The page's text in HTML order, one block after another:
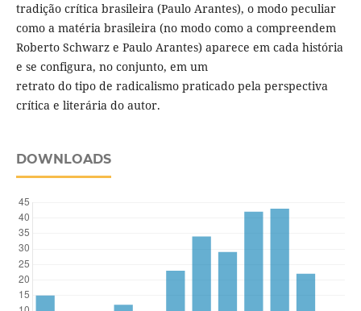
tradição crítica brasileira (Paulo Arantes), o modo peculiar
como a matéria brasileira (no modo como a compreendem
Roberto Schwarz e Paulo Arantes) aparece em cada história
e se configura, no conjunto, em um
retrato do tipo de radicalismo praticado pela perspectiva
crítica e literária do autor.
DOWNLOADS